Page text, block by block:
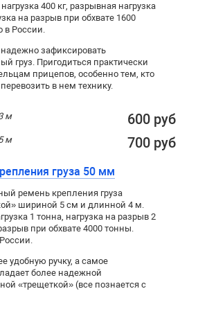
400 кг, разрывная нагрузка
на разрыв при обхвате 1600
в России.
зафиксировать
груз. Пригодиться практически
прицепов, особенно тем, кто
в нем технику.
м 600 руб
м 700 руб
груза 50 мм
ремень крепления груза
шириной 5 см и длинной 4 м.
1 тонна, нагрузка на разрыв 2
при обхвате 4000 тонны.
удобную ручку, а самое
более надежной
«трещеткой» (все познается с